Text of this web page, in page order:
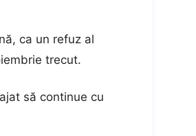
ca un refuz al
trecut.
să continue cu